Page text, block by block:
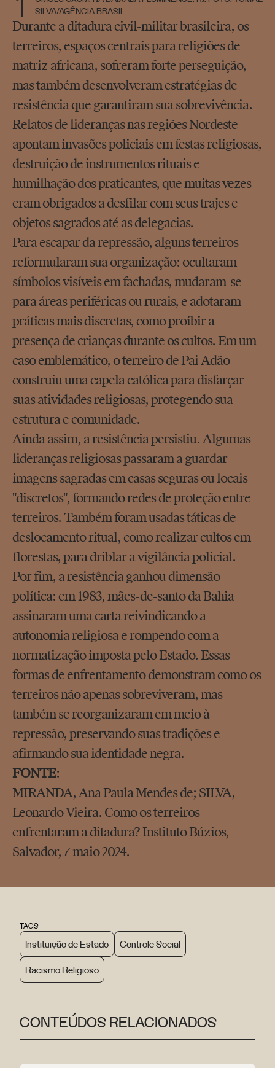
SILVA/AGÊNCIA BRASIL
Durante a ditadura civil-militar brasileira, os
terreiros, espaços centrais para religiões de
matriz africana, sofreram forte perseguição,
mas também desenvolveram estratégias de
resistência que garantiram sua sobrevivência.
Relatos de lideranças nas regiões Nordeste
apontam invasões policiais em festas religiosas,
destruição de instrumentos rituais e
humilhação dos praticantes, que muitas vezes
eram obrigados a desfilar com seus trajes e
objetos sagrados até as delegacias.
Para escapar da repressão, alguns terreiros
reformularam sua organização: ocultaram
símbolos visíveis em fachadas, mudaram-se
para áreas periféricas ou rurais, e adotaram
práticas mais discretas, como proibir a
presença de crianças durante os cultos. Em um
caso emblemático, o terreiro de Pai Adão
construiu uma capela católica para disfarçar
suas atividades religiosas, protegendo sua
estrutura e comunidade.
Ainda assim, a resistência persistiu. Algumas
lideranças religiosas passaram a guardar
imagens sagradas em casas seguras ou locais
"discretos", formando redes de proteção entre
terreiros. Também foram usadas táticas de
deslocamento ritual, como realizar cultos em
florestas, para driblar a vigilância policial.
Por fim, a resistência ganhou dimensão
política: em 1983, mães-de-santo da Bahia
assinaram uma carta reivindicando a
autonomia religiosa e rompendo com a
normatização imposta pelo Estado. Essas
formas de enfrentamento demonstram como os
terreiros não apenas sobreviveram, mas
também se reorganizaram em meio à
repressão, preservando suas tradições e
afirmando sua identidade negra.
FONTE:
MIRANDA, Ana Paula Mendes de; SILVA,
Leonardo Vieira. Como os terreiros
enfrentaram a ditadura? Instituto Búzios,
Salvador, 7 maio 2024.
TAGS
Instituição de Estado Controle Social
Racismo Religioso
CONTEÚDOS RELACIONADOS